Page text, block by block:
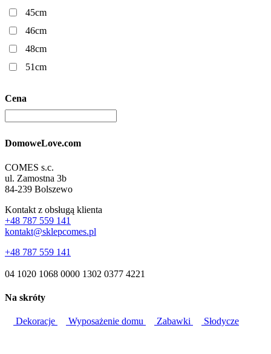
45cm
46cm
48cm
51cm
Cena
DomoweLove.com
COMES s.c.
ul. Zamostna 3b
84-239 Bolszewo
Kontakt z obsługą klienta
+48 787 559 141
kontakt@sklepcomes.pl
+48 787 559 141
04 1020 1068 0000 1302 0377 4221
Na skróty
Dekoracje Wyposażenie domu Zabawki Słodycze